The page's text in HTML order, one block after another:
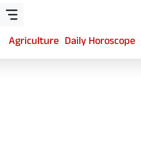
Agriculture Daily Horoscope